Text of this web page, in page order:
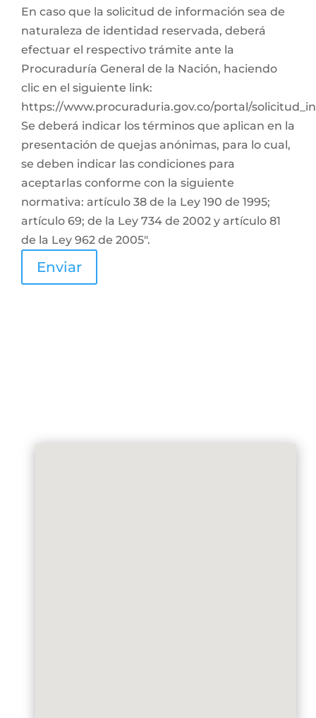
En caso que la solicitud de información sea de
naturaleza de identidad reservada, deberá
efectuar el respectivo trámite ante la
Procuraduría General de la Nación, haciendo
clic en el siguiente link:
https://www.procuraduria.gov.co/portal/
Se deberá indicar los términos que aplican en la
presentación de quejas anónimas, para lo cual,
se deben indicar las condiciones para
aceptarlas conforme con la siguiente
normativa: artículo 38 de la Ley 190 de 1995;
artículo 69; de la Ley 734 de 2002 y artículo 81
de la Ley 962 de 2005".
Enviar